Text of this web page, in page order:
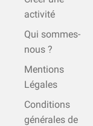
activité
Qui sommes-
nous ?
Mentions
Légales
Conditions
générales de